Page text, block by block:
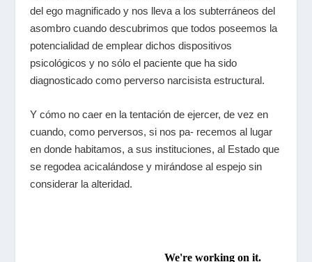
del ego magnificado y nos lleva a los subterráneos del
asombro cuando descubrimos que todos poseemos la
potencialidad de emplear dichos dispositivos
psicológicos y no sólo el paciente que ha sido
diagnosticado como perverso narcisista estructural.
Y cómo no caer en la tentación de ejercer, de vez en
cuando, como perversos, si nos pa- recemos al lugar
en donde habitamos, a sus instituciones, al Estado que
se regodea acicalándose y mirándose al espejo sin
considerar la alteridad.